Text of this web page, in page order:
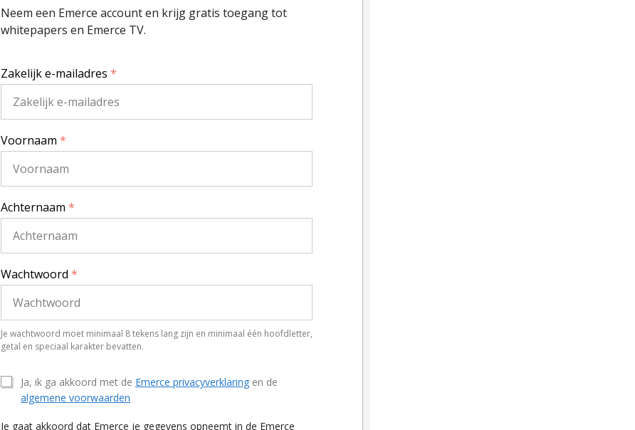
Neem een Emerce account en krijg gratis toegang tot
whitepapers en Emerce TV.
Zakelijk e-mailadres *
Voornaam *
Achternaam *
Wachtwoord *
Je wachtwoord moet minimaal 8 tekens lang zijn en minimaal één hoofdletter,
getal en speciaal karakter bevatten.
Ja, ik ga akkoord met de Emerce privacyverklaring en de
algemene voorwaarden
Je gaat akkoord dat Emerce je gegevens opneemt in de Emerce